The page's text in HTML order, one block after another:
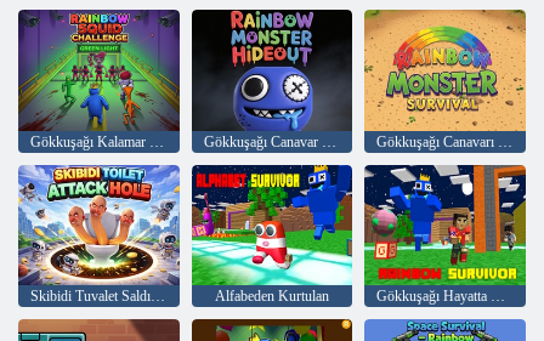
Gökkuşağı Kalamar Mücadelesi Gökkuşağı Canavar Sığınağı 3D Gökkuşağı Canavarı Hayatta Kalma
Skibidi Tuvalet Saldırı Deliği Alfabeden Kurtulan Gökkuşağı Hayatta Kalanı